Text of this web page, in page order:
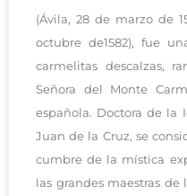
(Ávila, 28 de marzo de
octubre de1582), fue
carmelitas descalzas,
Señora del Monte
española. Doctora de la
Juan de la Cruz, se
cumbre de la mística
las grandes maestras